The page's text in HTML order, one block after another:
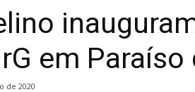
em Paraíso
de 2020